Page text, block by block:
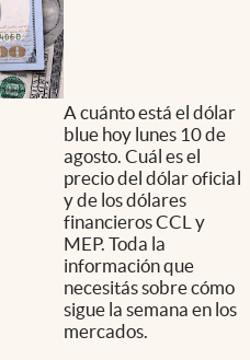
A cuánto está el dólar
blue hoy lunes 10 de
agosto. Cuál es el
precio del dólar oficial
y de los dólares
financieros CCL y
MEP. Toda la
información que
necesitás sobre cómo
sigue la semana en los
mercados.